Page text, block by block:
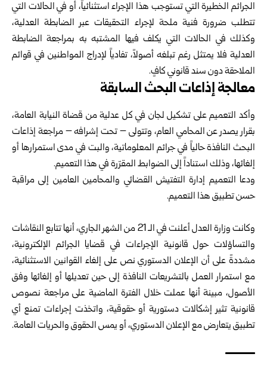
الجرائم الخطيرة التي تستوجب هذا الإجراء استثنائياً، أو في الحالات التي
تتطلب ضرورة فنية ملحة لإجراء التحقيقات عبر الضابطة العدلية،
وكذلك في الحالات التي يكلف فيها المشتبه به بمراجعة الضابطة
العدلية فلا يمتثل رغم تبلغه أصولاً، تفادياً لإدراج المواطنين في قوائم
الملاحقة دون سند قانوني كافٍ.
معالجة إذاعات البحث السابقة
وأكد التعميم على تشكيل لجان في كل عدلية من قضاة النيابة العامة،
بقرار يصدر عن المحامي العام، وتتولى – تحت إشرافه – مراجعة إذاعات
البحث النافذة حالياً في جرائم المعلوماتية، والبت في مدى استمرارها أو
إلغائها، وذلك استناداً إلى الضوابط المقرّرة في هذا التعميم.
ودعا التعميم إدارة التفتيش القضائي والمحامين العامين إلى مراقبة
حسن تطبيق هذا التعميم.
وكانت وزارة العدل أعلنت في الـ 21 من الشهر الجاري، أنها تتابع النقاشات
والتساؤلات حول قانونية الإجراءات في قضايا الجرائم الإلكترونية،
مشددةً على أن الإعلان الدستوري نص على إلغاء القوانين الاستثنائية،
مع استمرار العمل بالتشريعات النافذة إلى حين تعديلها أو إلغائها وفق
الأصول، مبينة أنها عملت خلال الفترة الماضية على مراجعة نصوص
قانونية تثير إشكالات دستورية أو حقوقية، واتخذت إجراءات تمنع أي
تطبيق يتعارض مع الإعلان الدستوري، أو يمس الحقوق والحريات العامة.